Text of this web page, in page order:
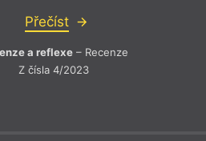
Přečíst
a reflexe– Recenze
Z čísla 4/2023